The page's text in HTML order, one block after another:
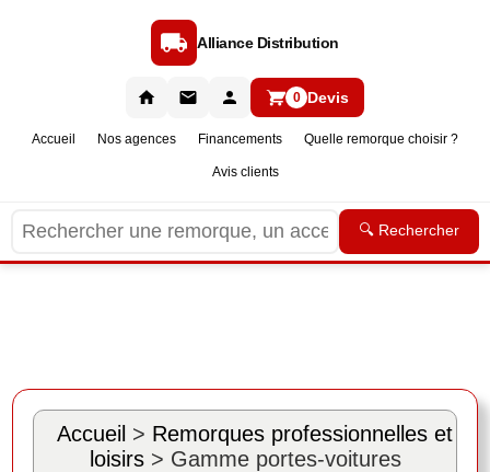
Alliance Distribution
Accueil Nos agences Financements Quelle remorque choisir ?
Avis clients
0 Devis
🔍 Rechercher
Accueil > Remorques professionnelles et
loisirs> Gamme portes-voitures